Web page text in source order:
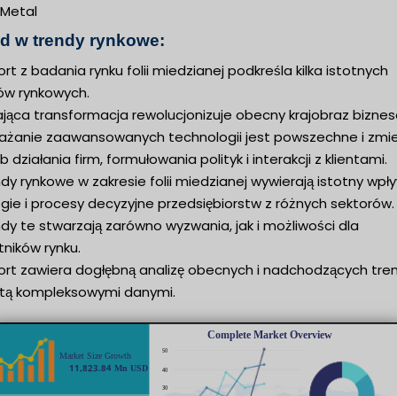
Metal
w trendy rynkowe:
z badania rynku folii miedzianej podkreśla kilka istotnych
rynkowych.
transformacja rewolucjonizuje obecny krajobraz
zaawansowanych technologii jest powszechne i
działania firm, formułowania polityk i interakcji z klientami.
rynkowe w zakresie folii miedzianej wywierają istotny
i procesy decyzyjne przedsiębiorstw z różnych sektorów.
te stwarzają zarówno wyzwania, jak i możliwości dla
rynku.
zawiera dogłębną analizę obecnych i nadchodzących
kompleksowymi danymi.